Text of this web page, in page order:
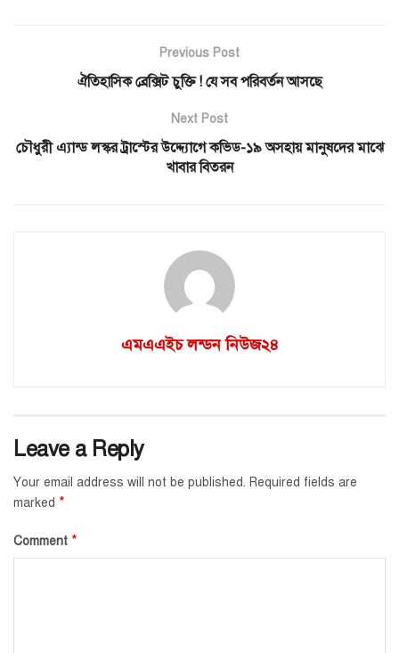
Previous Post
ঐতিহাসিক ব্রেক্সিট চুক্তি ! যে সব পরিবর্তন আসছে
Next Post
চৌধুরী এ্যান্ড লস্কর ট্রাস্টের উদ্দ্যোগে কভিড-১৯ অসহায় মানুষদের মাঝে
খাবার বিতরন
এমএএইচ লন্ডন নিউজ২৪
Leave a Reply
Your email address will not be published. Required fields are
marked *
Comment *